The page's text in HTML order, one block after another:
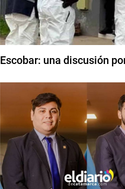
Escobar: una discusión